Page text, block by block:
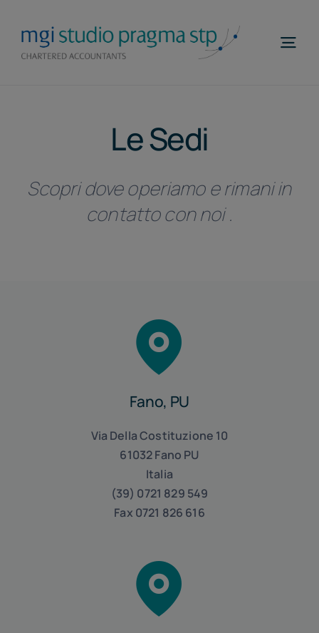
contenuto
Profilo
MGI WorldWide
Le Sedi
Scopri dove operiamo e rimani in
contatto con noi .
Fano, PU
Via Della Costituzione 10
61032 Fano PU
Italia
(39) 0721 829 549
Fax 0721 826 616